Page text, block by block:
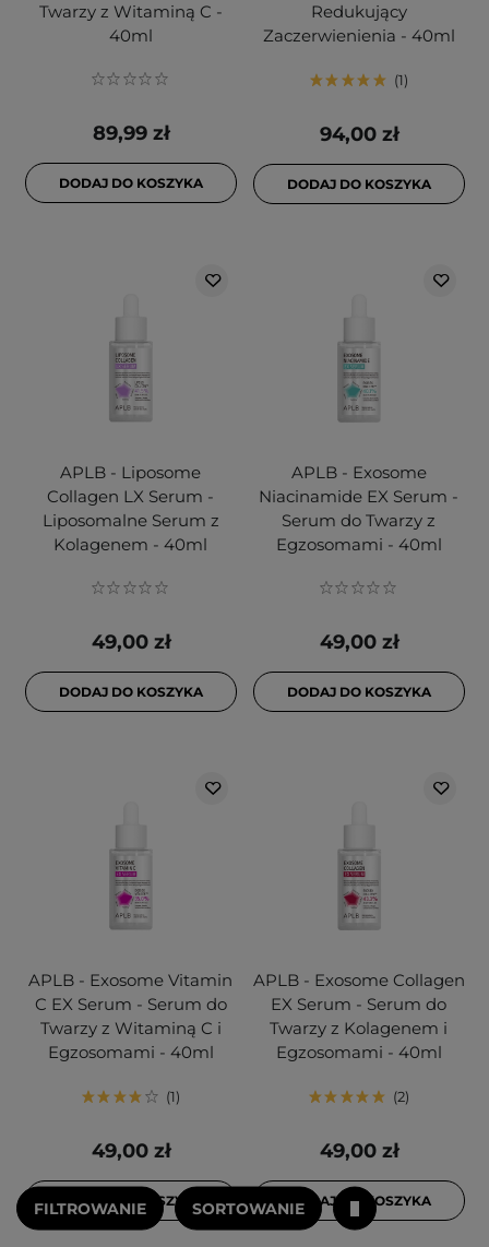
Twarzy z Witaminą C -
40ml
89,99 zł
DODAJ DO KOSZYKA
Redukujący
Zaczerwienienia - 40ml
1
94,00 zł
DODAJ DO KOSZYKA
APLB - Liposome
Collagen LX Serum -
Liposomalne Serum z
Kolagenem - 40ml
49,00 zł
DODAJ DO KOSZYKA
APLB - Exosome
Niacinamide EX Serum -
Serum do Twarzy z
Egzosomami - 40ml
49,00 zł
DODAJ DO KOSZYKA
APLB - Exosome Vitamin
C EX Serum - Serum do
Twarzy z Witaminą C i
Egzosomami - 40ml
1
49,00 zł
DODAJ DO KOSZYKA
APLB - Exosome Collagen
EX Serum - Serum do
Twarzy z Kolagenem i
Egzosomami - 40ml
2
49,00 zł
DODAJ DO KOSZYKA
FILTROWANIE SORTOWANIE